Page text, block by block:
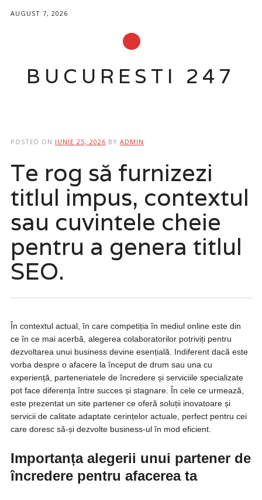
AUGUST 7, 2026
BUCURESTI 247
POSTED ON IUNIE 25, 2026 BY ADMIN
Te rog să furnizezi
titlul impus, contextul
sau cuvintele cheie
pentru a genera titlul
SEO.
În contextul actual, în care competiția în mediul online este din
ce în ce mai acerbă, alegerea colaboratorilor potriviți pentru
dezvoltarea unui business devine esențială. Indiferent dacă este
vorba despre o afacere la început de drum sau una cu
experiență, parteneriatele de încredere și serviciile specializate
pot face diferența între succes și stagnare. În cele ce urmează,
este prezentat un site partener ce oferă soluții inovatoare și
servicii de calitate adaptate cerințelor actuale, perfect pentru cei
care doresc să-și dezvolte business-ul în mod eficient.
Importanța alegerii unui partener de
încredere pentru afacerea ta